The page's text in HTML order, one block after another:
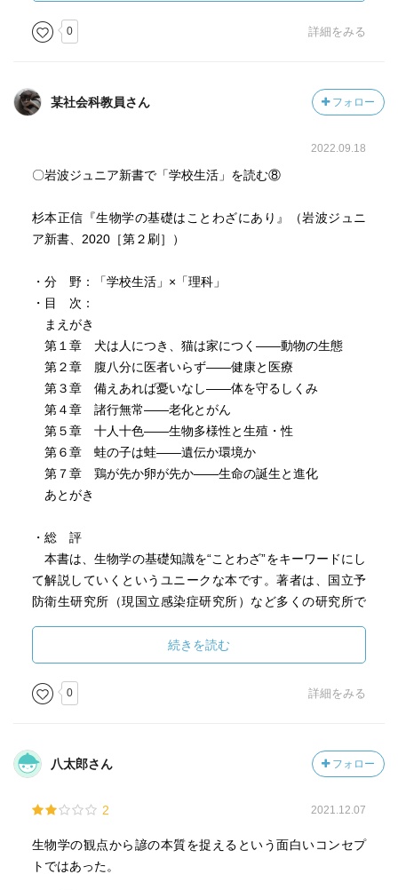
みの令」でイヌをつなぐことが禁止された影響もあり、大
部分のイヌは放し飼いだったでしょう。あっちこっち歩き
回っては、思わぬエサにありついたり、あるいは悪さをし
ことわざからうかがえます。」
ル？ トンビがタカを生む？ (岩波ジュニア新書)』杉本 正
信著
にとって水は適度に汚れていた方がよいのですが、人につ
いても、あまり潔癖すぎるとかえって敬遠されるたとえに
なっています。 実際に、水が清すぎると「貧栄養」とい
う状態になり、栄養塩とよばれる、窒素、リン、ケイ素な
どがとぼしくなります。栄養塩のとぼしい、貧栄養化の状
態では水は清くなりますが、魚のエサとなる植物プランク
トン、動物プランクトンが増えません。海であれば、海藻
も育たず、漁獲量も減り、養殖ノリの色が落ちるなど、困
った状態になります。」
—『生物学の基礎はことわざにあり カエルの子はカエ
信著
「飛んで火に入る夏の虫──走光性 自分からわざわざ危険
な目にあうことのたとえで、夏の夜、虫が灯火にどんどん
は、走光性のためです。みなさんも、夜に虫が街灯や自動
販売機の光に集まるところを見たことがあるでしょう。
『岩波生物学辞典』によれば、自由運動能力を持つ生物が
外からの刺激に反応して起こす運動のうち、方向性が認め
あるときには「走光性」といいます。 走光性はミドリム
シやカタツムリにも見られ、また、このことわざにあるよ
られます、また、この走光性は、光でイカをおびき寄せる
—『生物学の基礎はことわざにあり カエルの子はカエ
0 詳細をみる
某社会科教員さん フォロー
2022.09.18
〇岩波ジュニア新書で「学校生活」を読む⑧
杉本正信『生物学の基礎はことわざにあり』（岩波ジュニ
ア新書、2020［第２刷］）
・分 野：「学校生活」×「理科」
・目 次：
まえがき
第１章 犬は人につき、猫は家につく――動物の生態
第２章 腹八分に医者いらず――健康と医療
第３章 備えあれば憂いなし――体を守るしくみ
第４章 諸行無常――老化とがん
第５章 十人十色――生物多様性と生殖・性
第６章 蛙の子は蛙――遺伝か環境か
第７章 鶏が先か卵が先か――生命の誕生と進化
あとがき
・総 評
本書は、生物学の基礎知識を“ことわざ”をキーワードにし
て解説していくというユニークな本です。著者は、国立予
防衛生研究所（現国立感染症研究所）など多くの研究所で
これまで皆さんが覚えてきた“ことわざ”を振り返ってみる
と、生物に関するものが意外に多いことに気付くでしょ
う。それは、昔から多くの人たちが生命という神秘に接す
る中で、様々な興味と疑問を抱いてきた結果だと言いま
が、その中でも面白いと思ったものを以下の３点でまとめ
ます。
【POINT①】「腸の煮え返る」――現代科学を先取りし
た、先人たちの知恵
続きを読む
0 詳細をみる
八太郎さん フォロー
2 2021.12.07
生物学の観点から諺の本質を捉えるという面白いコンセプ
トではあった。